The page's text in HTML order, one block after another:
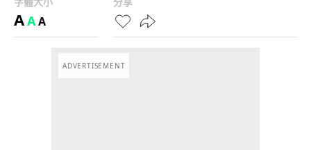
AAA
ADVERTISEMENT